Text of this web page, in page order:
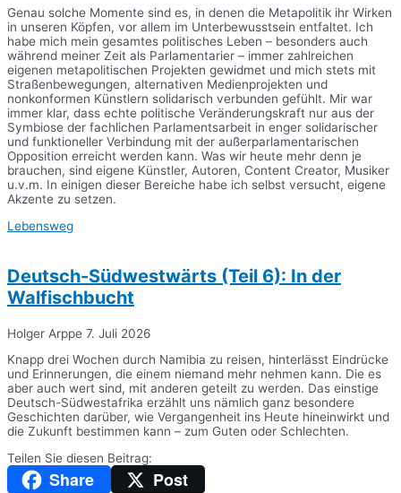
Genau solche Momente sind es, in denen die Metapolitik ihr Wirken
in unseren Köpfen, vor allem im Unterbewusstsein entfaltet. Ich
habe mich mein gesamtes politisches Leben – besonders auch
während meiner Zeit als Parlamentarier – immer zahlreichen
eigenen metapolitischen Projekten gewidmet und mich stets mit
Straßenbewegungen, alternativen Medienprojekten und
nonkonformen Künstlern solidarisch verbunden gefühlt. Mir war
immer klar, dass echte politische Veränderungskraft nur aus der
Symbiose der fachlichen Parlamentsarbeit in enger solidarischer
und funktioneller Verbindung mit der außerparlamentarischen
Opposition erreicht werden kann. Was wir heute mehr denn je
brauchen, sind eigene Künstler, Autoren, Content Creator, Musiker
u.v.m. In einigen dieser Bereiche habe ich selbst versucht, eigene
Akzente zu setzen.
Lebensweg
Deutsch-Südwestwärts (Teil 6): In der
Walfischbucht
Holger Arppe 7. Juli 2026
Knapp drei Wochen durch Namibia zu reisen, hinterlässt Eindrücke
und Erinnerungen, die einem niemand mehr nehmen kann. Die es
aber auch wert sind, mit anderen geteilt zu werden. Das einstige
Deutsch-Südwestafrika erzählt uns nämlich ganz besondere
Geschichten darüber, wie Vergangenheit ins Heute hineinwirkt und
die Zukunft bestimmen kann – zum Guten oder Schlechten.
Teilen Sie diesen Beitrag:
Share Post